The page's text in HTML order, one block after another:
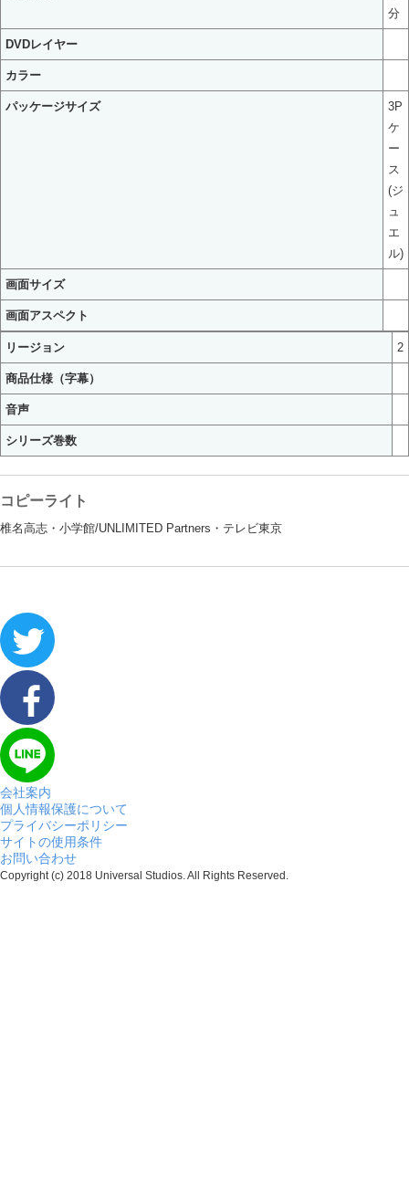
分
DVDレイヤー
カラー
パッケージサイズ
3P
ケ
ー
ス
(ジ
ュ
エ
ル)
画面サイズ
画面アスペクト
リージョン 2
商品仕様（字幕）
音声
シリーズ巻数
コピーライト
椎名高志・小学館/UNLIMITED Partners・テレビ東京
会社案内
個人情報保護について
プライバシーポリシー
サイトの使用条件
お問い合わせ
Copyright (c) 2018 Universal Studios. All Rights Reserved.